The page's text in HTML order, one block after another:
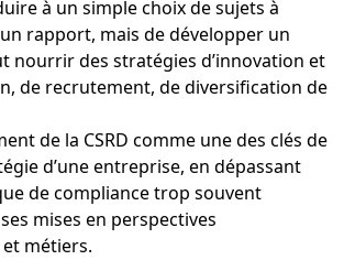
à un simple choix de sujets à
rapport, mais de développer un
nourrir des stratégies d’innovation et
de recrutement, de diversification de
de la CSRD comme une des clés de
d’une entreprise, en dépassant
de compliance trop souvent
mises en perspectives
métiers.